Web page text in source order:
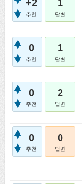
+2
추천
1
답변
0
추천
1
답변
0
추천
2
답변
0
추천
0
답변